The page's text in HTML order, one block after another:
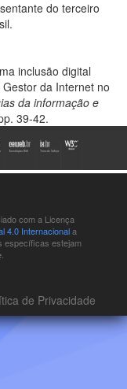
do terceiro
inclusão digital
da Internet no
da informação e
39-42.
com a Licença
4.0 Internacionala
específicas estejam
de Privacidade